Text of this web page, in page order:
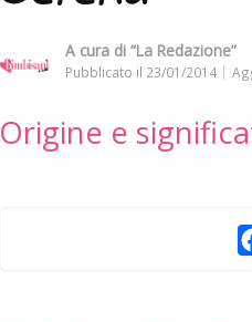
A cura di “La Redazione”
Pubblicato il 23/01/2014
Origine e